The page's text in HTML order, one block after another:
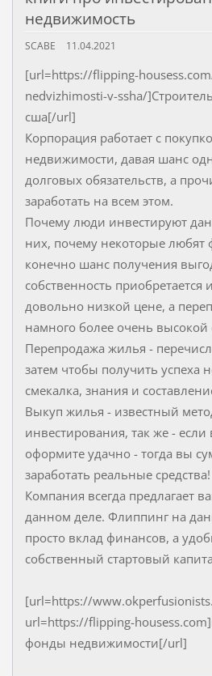
недвижимость
SCABE 11.04.2021
[url=https://flipping-
nedvizhimosti-v-ssha/
сша[/url]
Корпорация работает с
недвижимости, давая шанс
долговых обязательств, а
заработать на всем этом.
Почему люди инвестируют
них, почему некоторые любят
конечно шанс получения
собственность приобретается
довольно низкой цене, а
намного более очень высокой
Перепродажа жилья -
затем чтобы получить успеха
смекалка, знания и
Выкуп жилья - известный
инвестирования, так же -
оформите удачно - тогда вы
заработать реальные средства!
Компания всегда предлагает
данном деле. Флиппинг на
просто вклад финансов, а
собственный стартовый
[url=https://
url=https://flipping-
фонды недвижимости[/url]